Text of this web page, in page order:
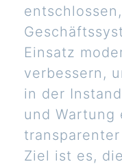
Einsatz
verbessern,
in der
und
Ziel ist es,